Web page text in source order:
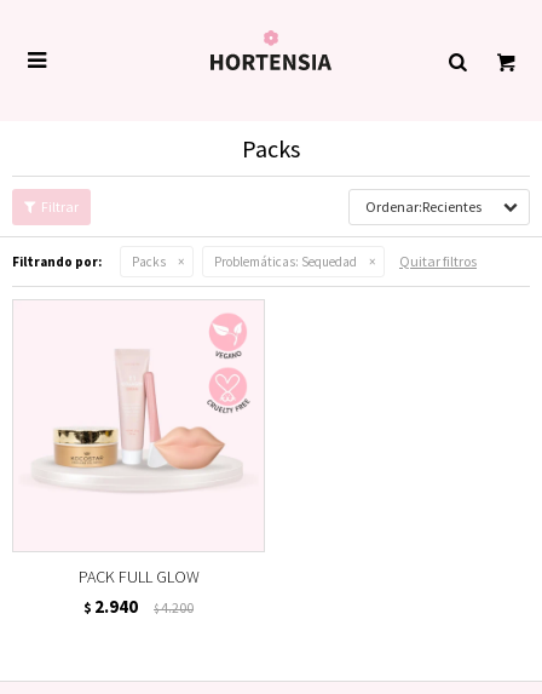

Packs
Recientes
Filtrando por: Packs Problemáticas: Sequedad Quitar filtros
PACK FULL GLOW
$ 2.940 $4.200